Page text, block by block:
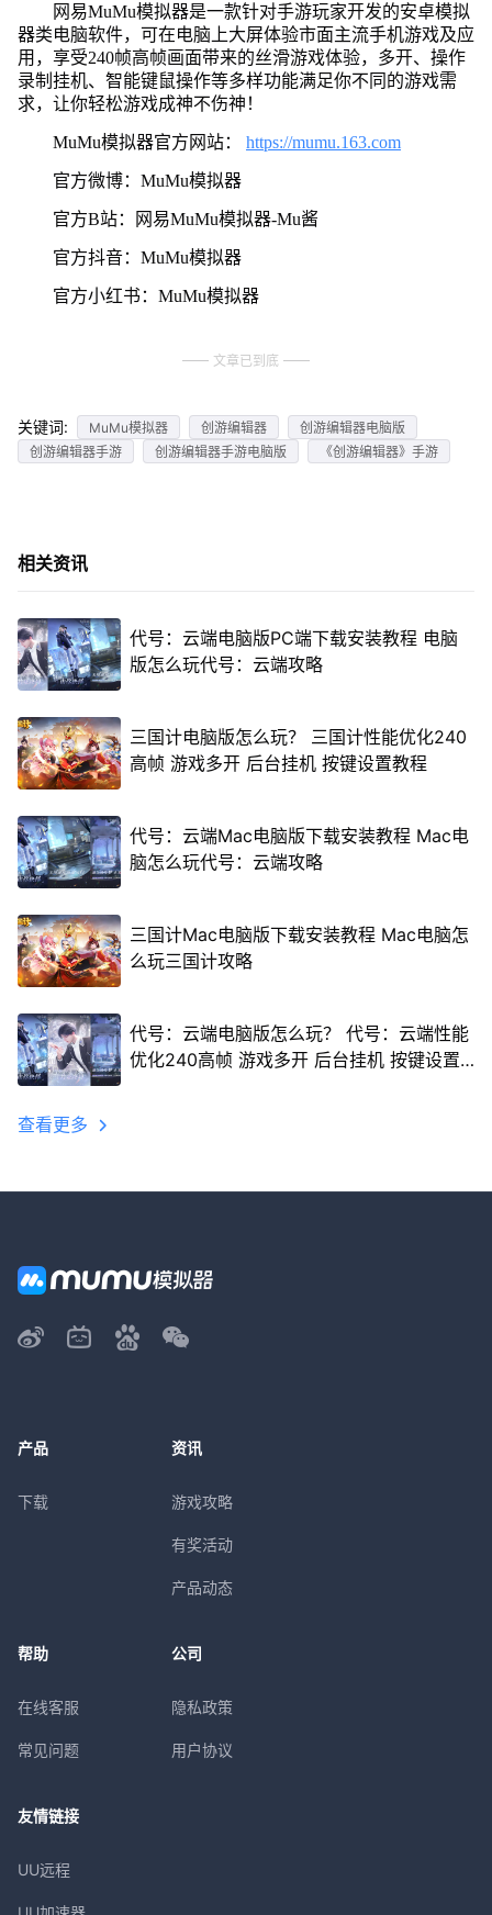
网易MuMu模拟器是一款针对手游玩家开发的安卓模拟
器类电脑软件，可在电脑上大屏体验市面主流手机游戏及应
用，享受240帧高帧画面带来的丝滑游戏体验，多开、操作
录制挂机、智能键鼠操作等多样功能满足你不同的游戏需
求，让你轻松游戏成神不伤神！
MuMu模拟器官方网站： https://mumu.163.com
官方微博：MuMu模拟器
官方B站：网易MuMu模拟器-Mu酱
官方抖音：MuMu模拟器
官方小红书：MuMu模拟器
文章已到底
关键词: MuMu模拟器 创游编辑器
创游编辑器电脑版
创游编辑器手游
创游编辑器手游电脑版 《创游编辑器》手游
相关资讯
代号：云端电脑版PC端下载安装教程 电脑
版怎么玩代号：云端攻略
三国计电脑版怎么玩？ 三国计性能优化240
高帧 游戏多开 后台挂机 按键设置教程
代号：云端Mac电脑版下载安装教程 Mac电
脑怎么玩代号：云端攻略
三国计Mac电脑版下载安装教程 Mac电脑怎
么玩三国计攻略
代号：云端电脑版怎么玩？ 代号：云端性能
优化240高帧 游戏多开 后台挂机 按键设置
查看更多
产品
下载
资讯
游戏攻略
有奖活动
产品动态
帮助
在线客服
常见问题
公司
隐私政策
用户协议
友情链接
UU远程